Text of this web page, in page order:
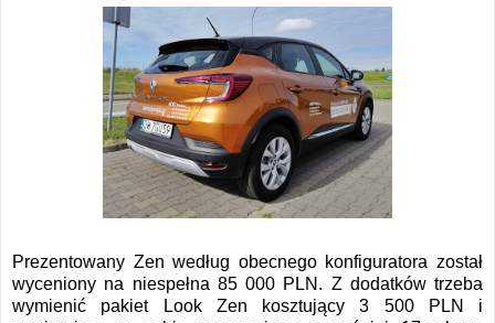
Prezentowany Zen według obecnego konfiguratora został
wyceniony na niespełna 85 000 PLN. Z dodatków trzeba
wymienić pakiet Look Zen kosztujący 3 500 PLN i